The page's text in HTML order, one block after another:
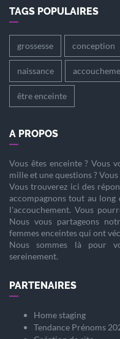
TAGS POPULAIRES
grossesse conception
naissance
être enceinte
A PROPOS
Vous êtes enceinte? Vous
mille et une questions ?
Vous trouverez ici des
accompagnons tout au long
l'accouchement. Vous
Nous vous partageons
femmes enceintes qui ont
Nous sommes là pour
sereinement.
PARTENAIRES
Home staging
Tendance Prénoms